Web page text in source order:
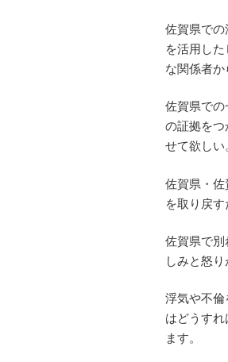
佐賀県で
を活用し
な関係者か
佐賀県で
の証拠を
せて欲しい
佐賀県・
を取り戻
佐賀県で
しみと怒
浮気や不
はどうす
ます。